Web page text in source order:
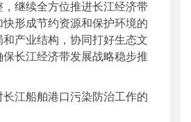
继续全方位推进长江经济带
形成节约资源和保护环境的
产业结构，协同打好生态文
长江经济带发展战略稳步推
江船舶港口污染防治工作的